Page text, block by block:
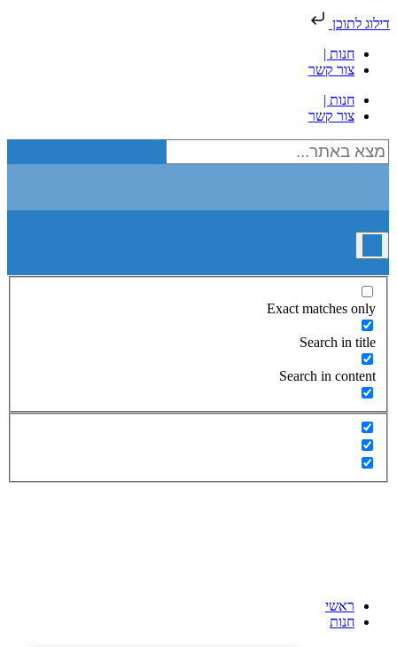
דילוג לתוכן
חנות |
צור קשר
חנות |
צור קשר
Exact matches only
Search in title
Search in content
ראשי
חנות